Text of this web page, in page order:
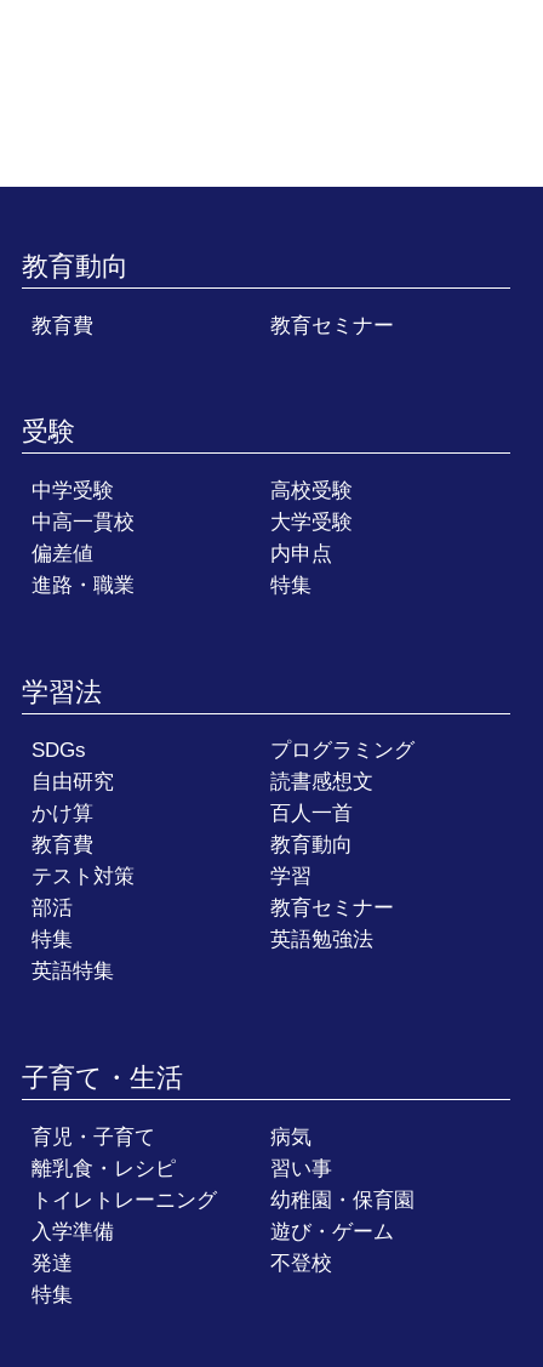
教育動向
教育費 教育セミナー
受験
中学受験
高校受験
中高一貫校
大学受験
偏差値
内申点
進路・職業
特集
学習法
SDGs
プログラミング
自由研究
読書感想文
かけ算
百人一首
教育費
教育動向
テスト対策
学習
部活
教育セミナー
特集
英語勉強法
英語特集
子育て・生活
育児・子育て
病気
離乳食・レシピ
習い事
トイレトレーニング
幼稚園・保育園
入学準備
遊び・ゲーム
発達
不登校
特集